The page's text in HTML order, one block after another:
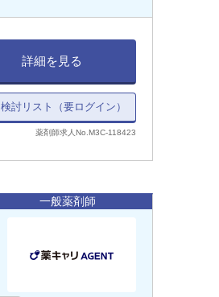
詳細を見る
検討リスト（要ログイン）
薬剤師求人No.M3C-118423
一般薬剤師